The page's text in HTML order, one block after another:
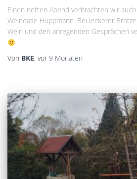
Einen netten Abend verbrachten wir
Weinoase Huppmann. Bei leckerer
Wein und den anregenden Gesprächen
Von BKE, vor9 Monaten